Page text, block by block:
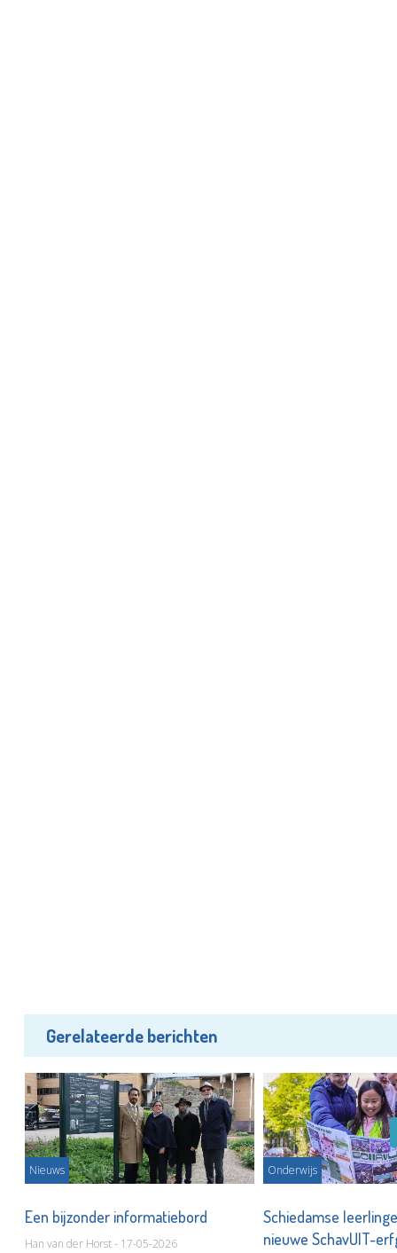
Gerelateerde berichten
Nieuws
Een bijzonder informatiebord
Han van der Horst - 17-05-2026
Onderwijs
Schiedamse
nieuwe SchavUIT-